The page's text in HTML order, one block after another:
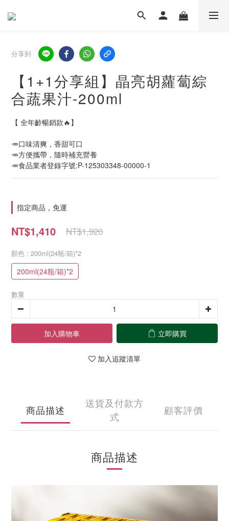
分享到
【1+1分享組】晶亮胡蘿蔔綜
合蔬果汁-200ml
【 全年齡暢銷款🔥】
🥕口味清爽，香甜可口
🥕方便攜帶，隨時補充營養
🥕食品業者登錄字號:P-125303348-00000-1
指定商品，免運
NT$1,410 NT$1,920
顏色 : 200ml(24瓶/箱)*2
200ml(24瓶/箱)*2
數量
加入購物車 立即購買
加入追蹤清單
商品描述
送貨及付款方
式
顧客評價
商品描述